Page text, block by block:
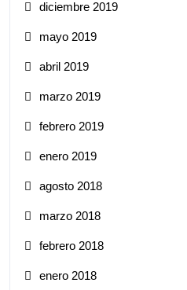
diciembre 2019
mayo 2019
abril 2019
marzo 2019
febrero 2019
enero 2019
agosto 2018
marzo 2018
febrero 2018
enero 2018